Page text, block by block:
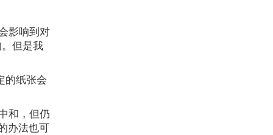
影响到对
但是我
的纸张会
和，但仍
办法也可